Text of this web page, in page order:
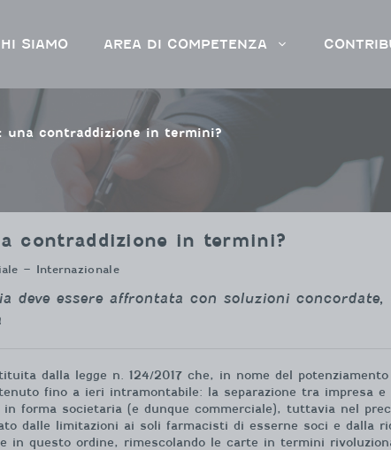
SIAMO AREA DI COMPETENZA
una contraddizione in termini?
contraddizione in termini?
– Internazionale
deve essere affrontata con soluzioni
dalla legge n. 124/2017 che, in nome del
fino a ieri intramontabile: la separazione tra impresa e
forma societaria (e dunque commerciale), tuttavia nel
dalle limitazioni ai soli farmacisti di esserne soci e dalla
in questo ordine, rimescolando le carte in termini